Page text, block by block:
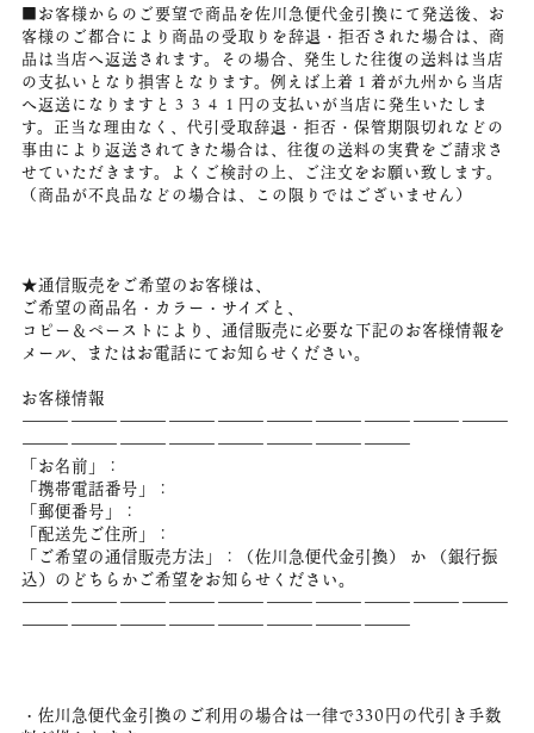
■お客様からのご要望で商品を佐川急便代金引換にて発送後、お
客様のご都合により商品の受取りを辞退・拒否された場合は、商
品は当店へ返送されます。その場合、発生した往復の送料は当店
の支払いとなり損害となります。例えば上着１着が九州から当店
へ返送になりますと３３４１円の支払いが当店に発生いたしま
す。正当な理由なく、代引受取辞退・拒否・保管期限切れなどの
事由により返送されてきた場合は、往復の送料の実費をご請求さ
せていただきます。よくご検討の上、ご注文をお願い致します。
（商品が不良品などの場合は、この限りではございません）
★通信販売をご希望のお客様は、
ご希望の商品名・カラー・サイズと、
コピー＆ペーストにより、通信販売に必要な下記のお客様情報を
メール、またはお電話にてお知らせください。
お客様情報
――――――――――――――――――――――――――――――
――――――――――――――――――――――――
「お名前」：
「携帯電話番号」：
「郵便番号」：
「配送先ご住所」：
「ご希望の通信販売方法」：（佐川急便代金引換） か （銀行振
込）のどちらかご希望をお知らせください。
――――――――――――――――――――――――――――――
――――――――――――――――――――――――
・佐川急便代金引換のご利用の場合は一律で330円の代引き手数